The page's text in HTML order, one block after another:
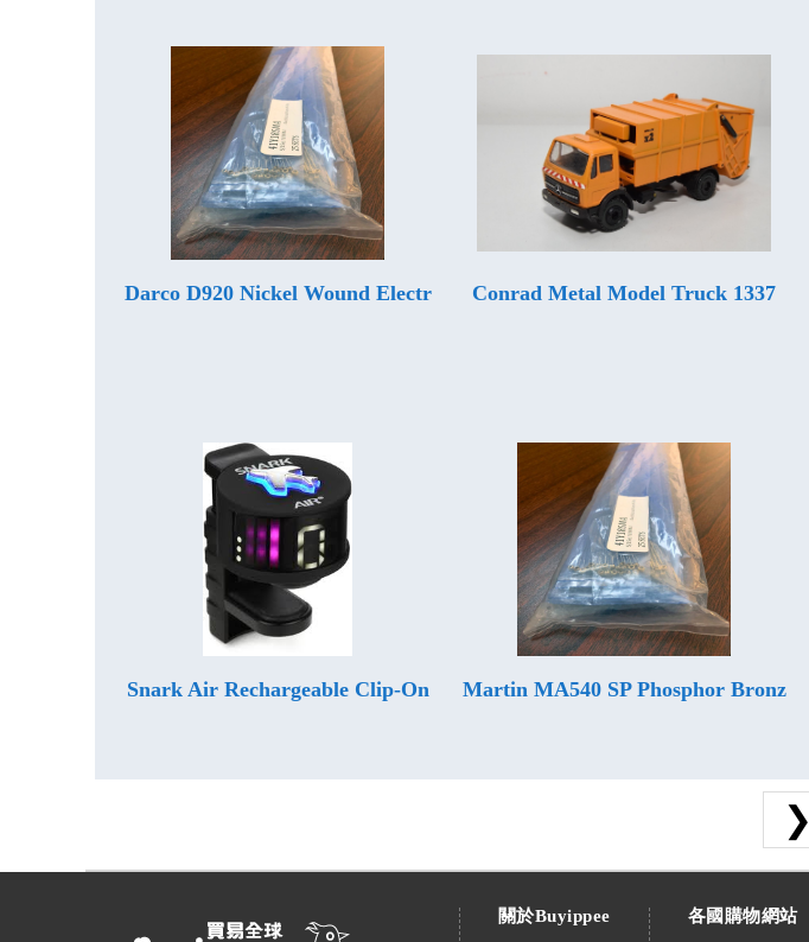
Darco D920 Nickel Wound Electr Conrad Metal Model Truck 1337
Snark Air Rechargeable Clip-On Martin MA540 SP Phosphor Bronz
❯
關於Buyippee
各國購物網站